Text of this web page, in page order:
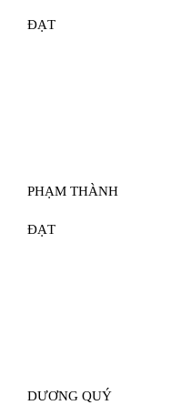
ĐẠT
PHẠM THÀNH
ĐẠT
DƯƠNG QUÝ